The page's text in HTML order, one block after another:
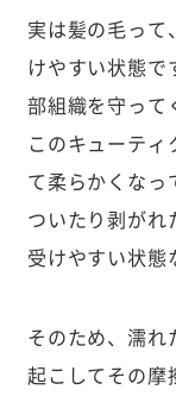
実は髪の毛って
けやすい状態
部組織を守って
このキューティ
て柔らかくなっ
ついたり剥がれ
受けやすい状態
そのため、濡れ
起こしてその摩